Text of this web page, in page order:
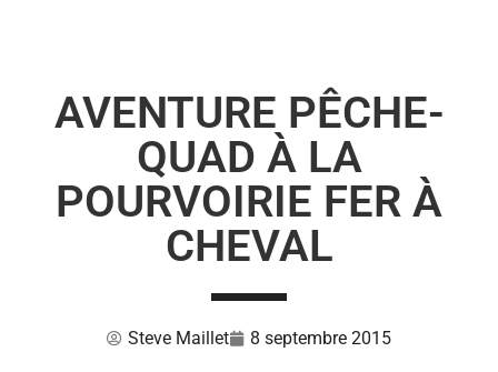
AVENTURE PÊCHE-
QUAD À LA
POURVOIRIE FER À
CHEVAL
Steve Maillet 8 septembre 2015